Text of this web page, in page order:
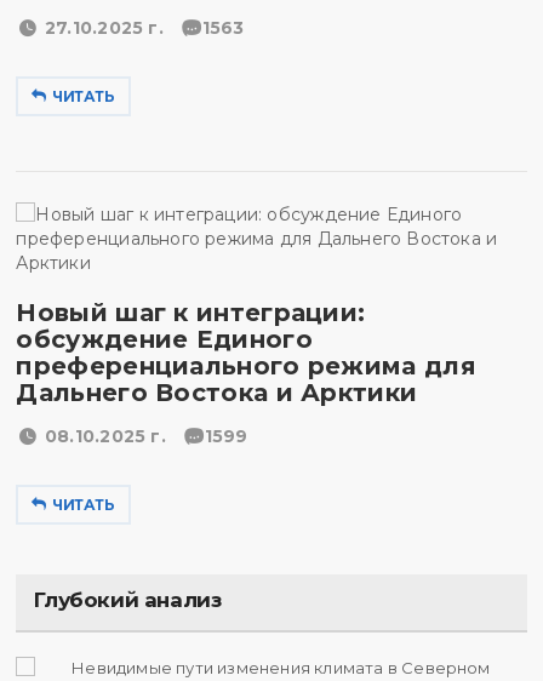
27.10.2025 г. 1563
ЧИТАТЬ
Новый шаг к интеграции:
обсуждение Единого
преференциального режима для
Дальнего Востока и Арктики
08.10.2025 г. 1599
ЧИТАТЬ
Глубокий анализ